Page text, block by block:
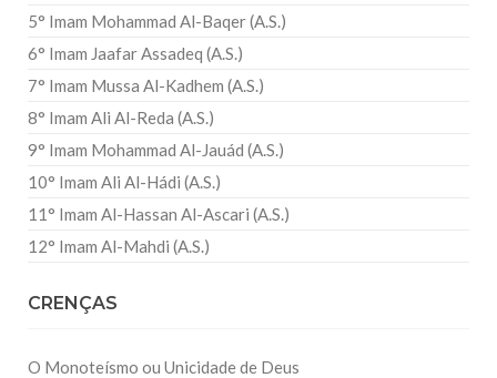
5° Imam Mohammad Al-Baqer (A.S.)
6° Imam Jaafar Assadeq (A.S.)
7° Imam Mussa Al-Kadhem (A.S.)
8° Imam Ali Al-Reda (A.S.)
9° Imam Mohammad Al-Jauád (A.S.)
10° Imam Ali Al-Hádi (A.S.)
11° Imam Al-Hassan Al-Ascari (A.S.)
12° Imam Al-Mahdi (A.S.)
CRENÇAS
O Monoteísmo ou Unicidade de Deus